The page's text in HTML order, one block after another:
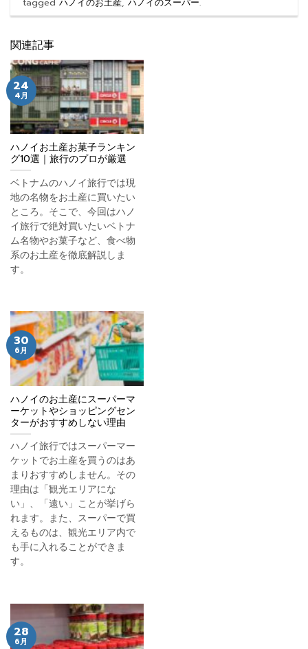
関連記事
ハノイお土産お菓子ランキン
グ10選｜旅行のプロが厳選
ベトナムのハノイ旅行では現
地の名物をお土産に買いたい
ところ。そこで、今回はハノ
イ旅行で絶対買いたいベトナ
ム名物やお菓子など、食べ物
系のお土産を徹底解説しま
す。
24
4月
ハノイのお土産にスーパーマ
ーケットやショッピングセン
ターがおすすめしない理由
ハノイ旅行ではスーパーマー
ケットでお土産を買うのはあ
まりおすすめしません。その
理由は「観光エリアにな
い」、「遠い」ことが挙げら
れます。また、スーパーで買
えるものは、観光エリア内で
も手に入れることができま
す。
30
6月
28
6月